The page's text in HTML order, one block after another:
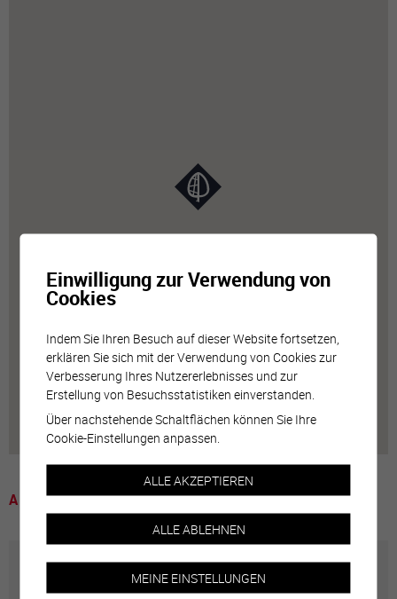
A voir
Jardin de poche
Einwilligung zur Verwendung von
Cookies
Indem Sie Ihren Besuch auf dieser Website fortsetzen,
erklären Sie sich mit der Verwendung von Cookies zur
Verbesserung Ihres Nutzererlebnisses und zur
Erstellung von Besuchsstatistiken einverstanden.
Über nachstehende Schaltflächen können Sie Ihre
Cookie-Einstellungen anpassen.
ALLE AKZEPTIEREN
ALLE ABLEHNEN
MEINE EINSTELLUNGEN